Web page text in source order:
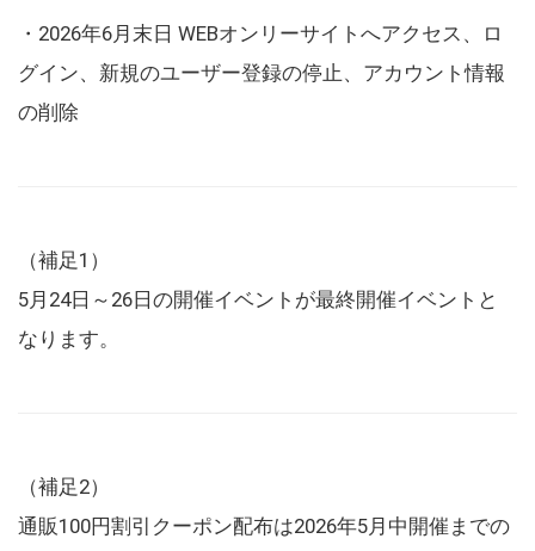
・2026年6月末日 WEBオンリーサイトへアクセス、ロ
グイン、新規のユーザー登録の停止、アカウント情報
の削除
（補足1）
5月24日～26日の開催イベントが最終開催イベントと
なります。
（補足2）
通販100円割引クーポン配布は2026年5月中開催までの